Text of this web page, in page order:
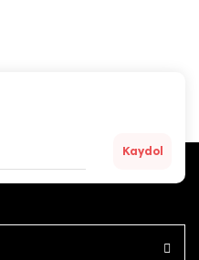
Kaydol